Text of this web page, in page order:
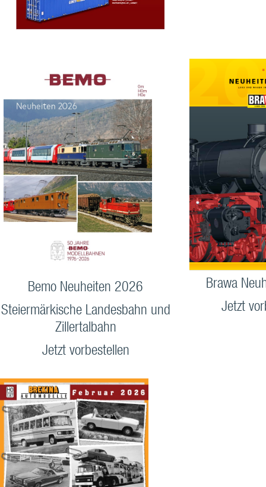
Bemo Neuheiten 2026
Steiermärkische Landesbahn und
Zillertalbahn
Jetzt vorbestellen
Brawa
Jetzt